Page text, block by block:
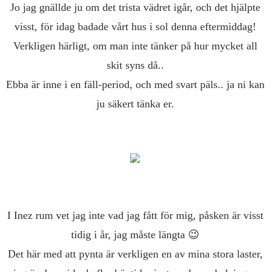
Jo jag gnällde ju om det trista vädret igår, och det hjälpte
visst, för idag badade vårt hus i sol denna eftermiddag!
Verkligen härligt, om man inte tänker på hur mycket all
skit syns då..
Ebba är inne i en fäll-period, och med svart päls.. ja ni kan
ju säkert tänka er.
I Inez rum vet jag inte vad jag fått för mig, påsken är visst
tidig i år, jag måste längta 😉
Det här med att pynta är verkligen en av mina stora laster,